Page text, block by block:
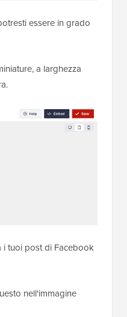
essere in grado
a larghezza
i tuoi post di Facebook
nell'immagine